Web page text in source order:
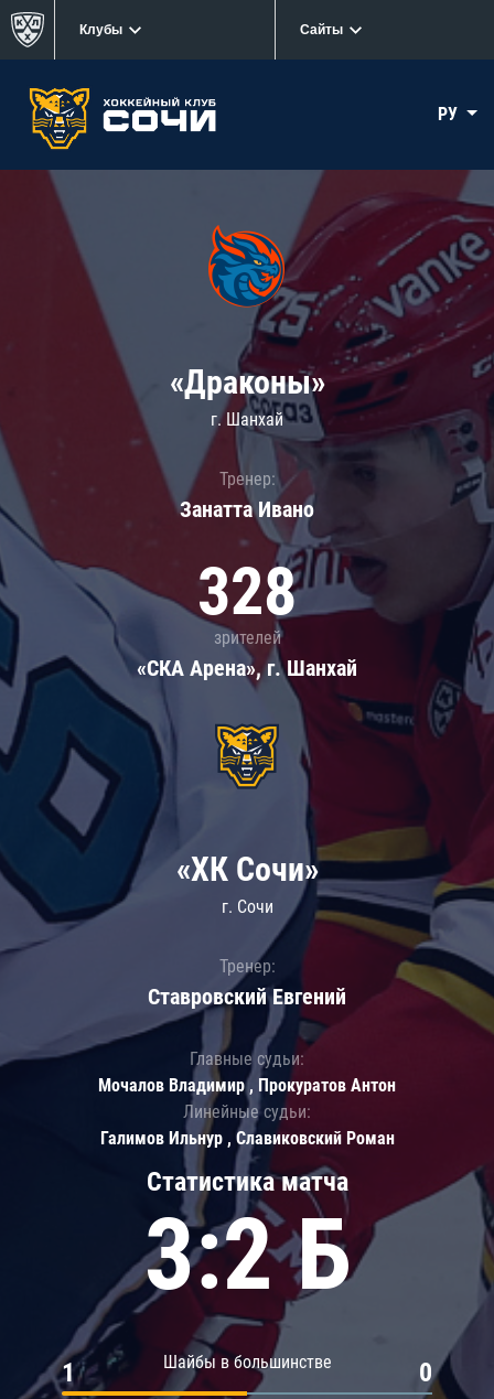
Клубы Сайты
РУ
«Драконы»
г. Шанхай
Тренер:
Занатта Иванo
328
зрителей
«СКА Арена», г. Шанхай
Статистика матча
3:2 Б
Шайбы в большинстве
1 0
«ХК Сочи»
г. Сочи
Тренер:
Ставровский Евгений
Главные судьи:
Мочалов Владимир , Прокуратов Антон
Линейные судьи:
Галимов Ильнур , Славиковский Роман